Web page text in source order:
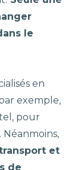
le
en
exemple,
pour
Néanmoins,
et
de